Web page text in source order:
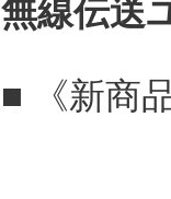
無線伝送
■ 《新商